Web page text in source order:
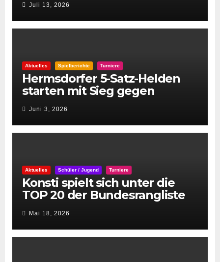
Juli 13, 2026
Aktuelles Spielberichte Turniere
Hermsdorfer 5-Satz-Helden
starten mit Sieg gegen
Spintastics in den STC 2026
Juni 3, 2026
Aktuelles Schüler / Jugend Turniere
Konsti spielt sich unter die
TOP 20 der Bundesrangliste
👏Mai 18, 2026